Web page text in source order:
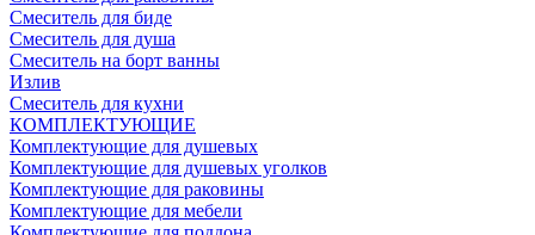
Смеситель для биде
Смеситель для душа
Смеситель на борт ванны
Излив
Смеситель для кухни
КОМПЛЕКТУЮЩИЕ
Комплектующие для душевых
Комплектующие для душевых уголков
Комплектующие для раковины
Комплектующие для мебели